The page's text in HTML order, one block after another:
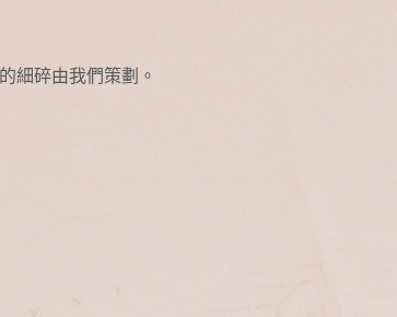
細碎由我們策劃。